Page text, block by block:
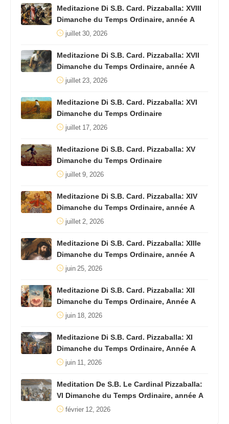
Meditazione Di S.B. Card. Pizzaballa: XVIII
Dimanche du Temps Ordinaire, année A
juillet 30, 2026
Meditazione Di S.B. Card. Pizzaballa: XVII
Dimanche du Temps Ordinaire, année A
juillet 23, 2026
Meditazione Di S.B. Card. Pizzaballa: XVI
Dimanche du Temps Ordinaire
juillet 17, 2026
Meditazione Di S.B. Card. Pizzaballa: XV
Dimanche du Temps Ordinaire
juillet 9, 2026
Meditazione Di S.B. Card. Pizzaballa: XIV
Dimanche du Temps Ordinaire, année A
juillet 2, 2026
Meditazione Di S.B. Card. Pizzaballa: XIIIe
Dimanche du Temps Ordinaire, année A
juin 25, 2026
Meditazione Di S.B. Card. Pizzaballa: XII
Dimanche du Temps Ordinaire, Année A
juin 18, 2026
Meditazione Di S.B. Card. Pizzaballa: XI
Dimanche du Temps Ordinaire, Année A
juin 11, 2026
Meditation De S.B. Le Cardinal Pizzaballa:
VI Dimanche du Temps Ordinaire, année A
février 12, 2026